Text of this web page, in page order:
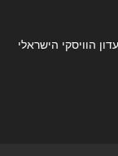
הוויסקי הישראלי